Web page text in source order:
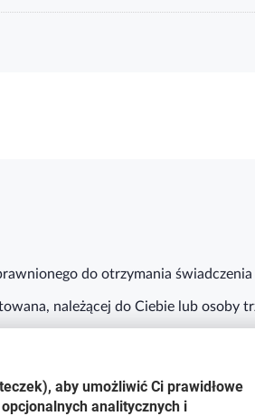
do otrzymania
należącej do Ciebie lub osoby
aby umożliwić Ci prawidłowe
analitycznych i